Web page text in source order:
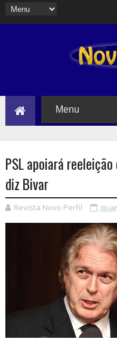
PSL apoiará
diz Bivar
Revista Novo Perfil